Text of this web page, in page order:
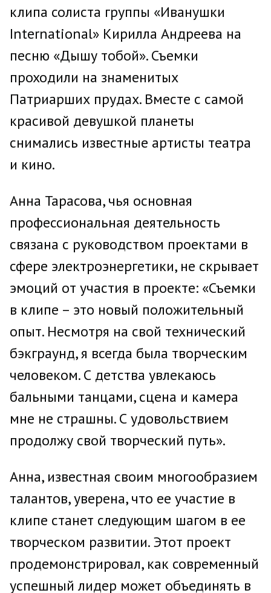
клипа солиста группы «Иванушки
International» Кирилла Андреева на
песню «Дышу тобой». Съемки
проходили на знаменитых
Патриарших прудах. Вместе с самой
красивой девушкой планеты
снимались известные артисты театра
и кино.
Анна Тарасова, чья основная
профессиональная деятельность
связана с руководством проектами в
сфере электроэнергетики, не скрывает
эмоций от участия в проекте: «Съемки
в клипе – это новый положительный
опыт. Несмотря на свой технический
бэкграунд, я всегда была творческим
человеком. С детства увлекаюсь
бальными танцами, сцена и камера
мне не страшны. С удовольствием
продолжу свой творческий путь».
Анна, известная своим многообразием
талантов, уверена, что ее участие в
клипе станет следующим шагом в ее
творческом развитии. Этот проект
продемонстрировал, как современный
успешный лидер может объединять в